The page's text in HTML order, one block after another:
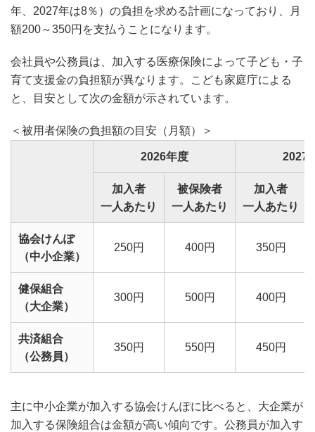
年、2027年は8％）の負担を求める計画になっており、月
額200～350円を支払うことになります。
会社員や公務員は、加入する医療保険によって子ども・子
育て支援金の負担額が異なります。こども家庭庁による
と、目安として次の金額が示されています。
＜被用者保険の負担額の目安（月額）＞
2026年度 2027
加入者
一人あたり
被保険者
一人あたり
加入者
一人あたり
協会けんぽ
（中小企業）
250円 400円 350円
健保組合
（大企業）
300円 500円 400円
共済組合
（公務員）
350円 550円 450円
主に中小企業が加入する協会けんぽに比べると、大企業が
加入する保険組合は金額が高い傾向です。公務員が加入す